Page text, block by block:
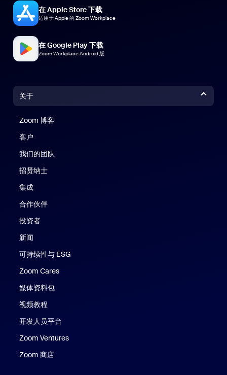
在 Apple Store 下载
适用于 Apple 的 Zoom Workplace
在 Google Play 下载
Zoom Workplace Android 版
关于
Zoom 博客
客户
我们的团队
招贤纳士
集成
合作伙伴
投资者
新闻
可持续性与 ESG
Zoom Cares
媒体资料包
视频教程
开发人员平台
Zoom Ventures
Zoom 商店